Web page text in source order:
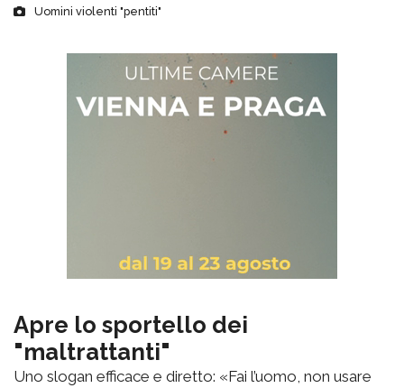
Uomini violenti "pentiti"
Apre lo sportello dei
"maltrattanti"
Uno slogan efficace e diretto: «Fai l’uomo, non usare